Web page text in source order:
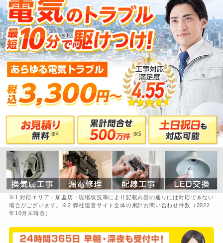
※1 対応エリア・加盟店・現場状況等により記載内容の通りには対応できない
場合がございます。※2 弊社運営サイト全体の累計お問い合わせ件数（2022
年10月末時点）